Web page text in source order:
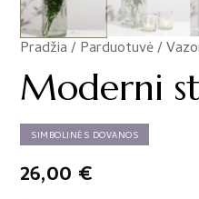
Pradžia/Parduotuvė//
Moderni
SIMBOLINĖS DOVANOS
26,00 €